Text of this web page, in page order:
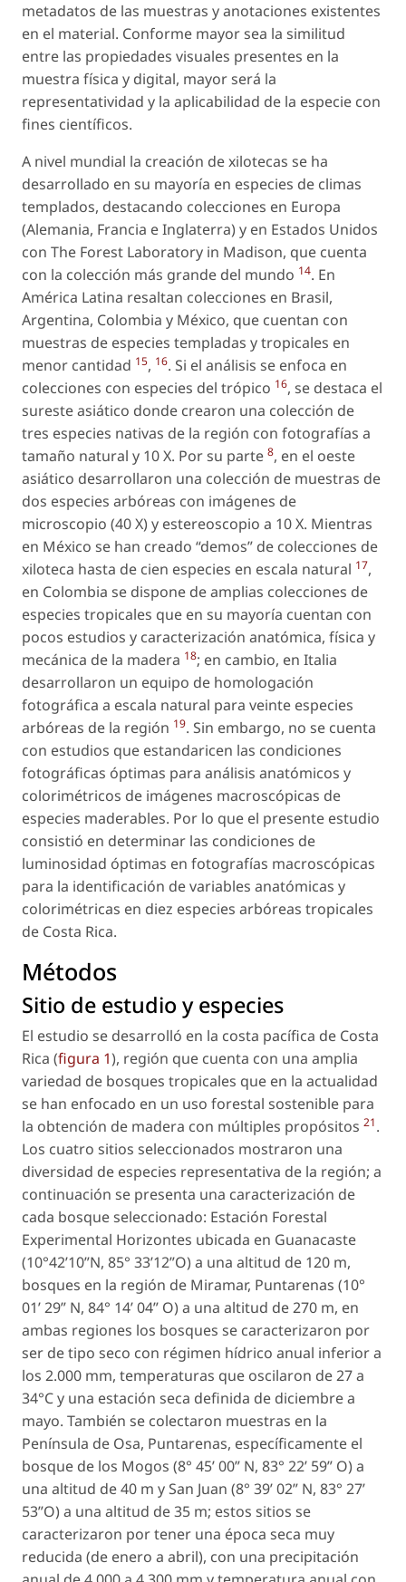
metadatos de las muestras y anotaciones existentes
en el material. Conforme mayor sea la similitud
entre las propiedades visuales presentes en la
muestra física y digital, mayor será la
representatividad y la aplicabilidad de la especie con
fines científicos.
A nivel mundial la creación de xilotecas se ha
desarrollado en su mayoría en especies de climas
templados, destacando colecciones en Europa
(Alemania, Francia e Inglaterra) y en Estados Unidos
con The Forest Laboratory in Madison, que cuenta
con la colección más grande del mundo 14. En
América Latina resaltan colecciones en Brasil,
Argentina, Colombia y México, que cuentan con
muestras de especies templadas y tropicales en
menor cantidad 15, 16. Si el análisis se enfoca en
colecciones con especies del trópico 16, se destaca el
sureste asiático donde crearon una colección de
tres especies nativas de la región con fotografías a
tamaño natural y 10 X. Por su parte 8, en el oeste
asiático desarrollaron una colección de muestras de
dos especies arbóreas con imágenes de
microscopio (40 X) y estereoscopio a 10 X. Mientras
en México se han creado “demos” de colecciones de
xiloteca hasta de cien especies en escala natural 17,
en Colombia se dispone de amplias colecciones de
especies tropicales que en su mayoría cuentan con
pocos estudios y caracterización anatómica, física y
mecánica de la madera 18; en cambio, en Italia
desarrollaron un equipo de homologación
fotográfica a escala natural para veinte especies
arbóreas de la región 19. Sin embargo, no se cuenta
con estudios que estandaricen las condiciones
fotográficas óptimas para análisis anatómicos y
colorimétricos de imágenes macroscópicas de
especies maderables. Por lo que el presente estudio
consistió en determinar las condiciones de
luminosidad óptimas en fotografías macroscópicas
para la identificación de variables anatómicas y
colorimétricas en diez especies arbóreas tropicales
de Costa Rica.
Métodos
Sitio de estudio y especies
El estudio se desarrolló en la costa pacífica de Costa
Rica (figura 1), región que cuenta con una amplia
variedad de bosques tropicales que en la actualidad
se han enfocado en un uso forestal sostenible para
la obtención de madera con múltiples propósitos 21.
Los cuatro sitios seleccionados mostraron una
diversidad de especies representativa de la región; a
continuación se presenta una caracterización de
cada bosque seleccionado: Estación Forestal
Experimental Horizontes ubicada en Guanacaste
(10°42’10”N, 85° 33’12”O) a una altitud de 120 m,
bosques en la región de Miramar, Puntarenas (10°
01’ 29” N, 84° 14’ 04” O) a una altitud de 270 m, en
ambas regiones los bosques se caracterizaron por
ser de tipo seco con régimen hídrico anual inferior a
los 2.000 mm, temperaturas que oscilaron de 27 a
34°C y una estación seca definida de diciembre a
mayo. También se colectaron muestras en la
Península de Osa, Puntarenas, específicamente el
bosque de los Mogos (8° 45’ 00” N, 83° 22’ 59” O) a
una altitud de 40 m y San Juan (8° 39’ 02” N, 83° 27’
53”O) a una altitud de 35 m; estos sitios se
caracterizaron por tener una época seca muy
reducida (de enero a abril), con una precipitación